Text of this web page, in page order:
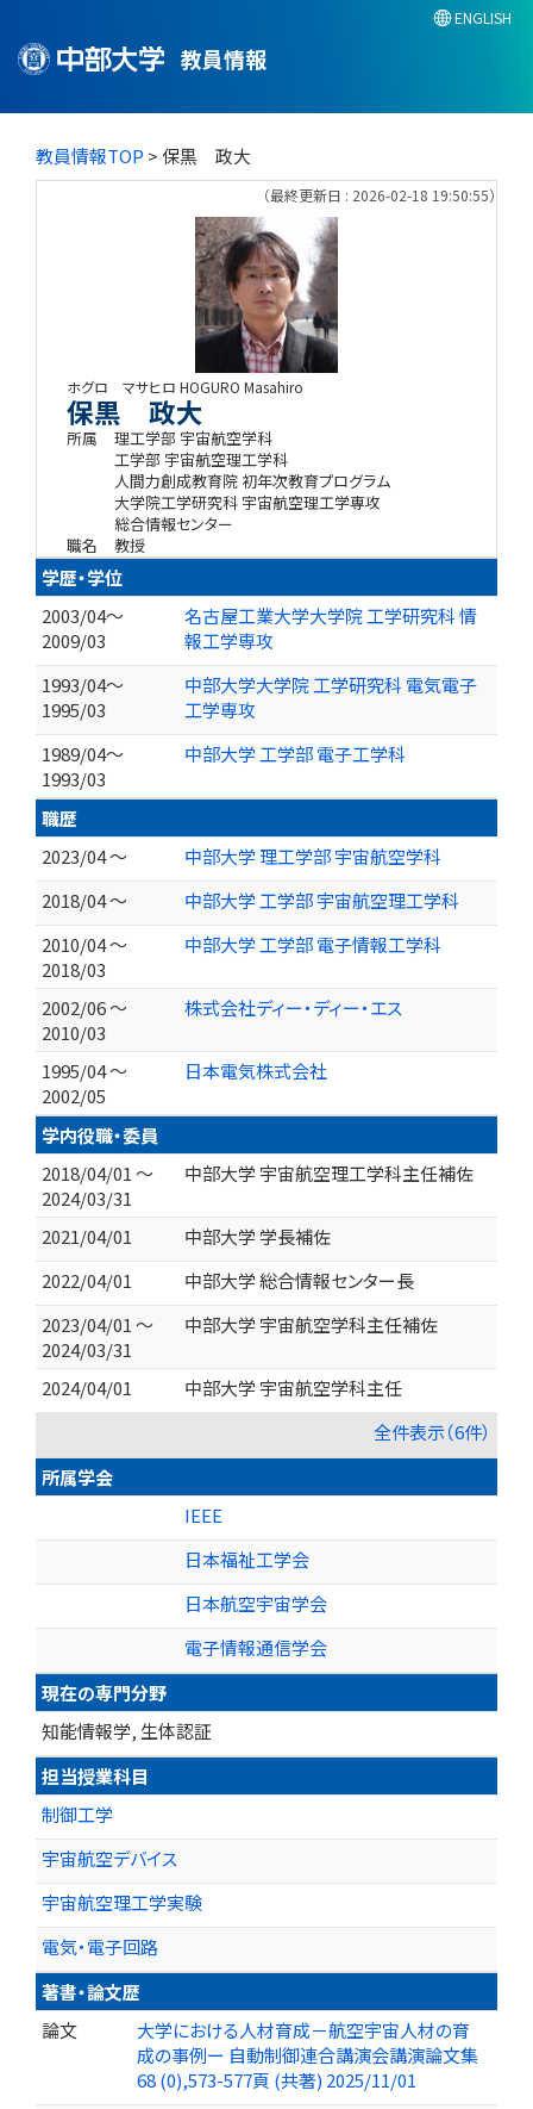
教員情報
ENGLISH
教員情報TOP > 保黒 政大
（最終更新日 : 2026-02-18 19:50:55）
ホグロ マサヒロ HOGURO Masahiro
保黒 政大
所属
理工学部 宇宙航空学科
工学部 宇宙航空理工学科
人間力創成教育院 初年次教育プログラム
大学院工学研究科 宇宙航空理工学専攻
総合情報センター
職名
教授
学歴・学位
2003/04～
2009/03
名古屋工業大学大学院 工学研究科 情
報工学専攻
1993/04～
1995/03
中部大学大学院 工学研究科 電気電子
工学専攻
1989/04～
1993/03
中部大学 工学部 電子工学科
職歴
2023/04 ～
中部大学 理工学部 宇宙航空学科
2018/04 ～
中部大学 工学部 宇宙航空理工学科
2010/04 ～
2018/03
中部大学 工学部 電子情報工学科
2002/06 ～
2010/03
株式会社ディー・ディー・エス
1995/04 ～
2002/05
日本電気株式会社
学内役職・委員
2018/04/01 ～
2024/03/31
中部大学 宇宙航空理工学科主任補佐
2021/04/01
中部大学 学長補佐
2022/04/01
中部大学 総合情報センター長
2023/04/01 ～
2024/03/31
中部大学 宇宙航空学科主任補佐
2024/04/01
中部大学 宇宙航空学科主任
全件表示（6件）
所属学会
IEEE
日本福祉工学会
日本航空宇宙学会
電子情報通信学会
現在の専門分野
知能情報学, 生体認証
担当授業科目
制御工学
宇宙航空デバイス
宇宙航空理工学実験
電気・電子回路
著書・論文歴
論文
大学における人材育成－航空宇宙人材の育
成の事例ー 自動制御連合講演会講演論文集
68 (0),573-577頁 (共著) 2025/11/01